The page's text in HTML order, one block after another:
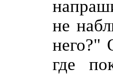
не
него?"
где